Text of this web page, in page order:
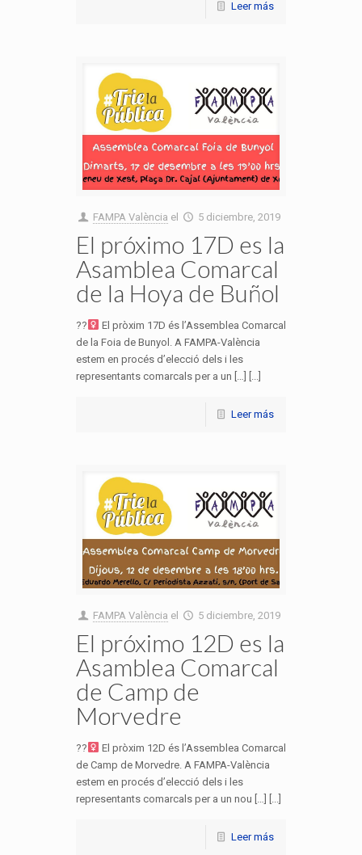
Leer más
FAMPA València el 5 diciembre, 2019
El próximo 17D es la
Asamblea Comarcal
de la Hoya de Buñol
??‍
El pròxim 17D és l’Assemblea Comarcal
de la Foia de Bunyol. A FAMPA-València
estem en procés d’elecció dels i les
representants comarcals per a un […] [...]
Leer más
FAMPA València el 5 diciembre, 2019
El próximo 12D es la
Asamblea Comarcal
de Camp de
Morvedre
??‍
El pròxim 12D és l’Assemblea Comarcal
de Camp de Morvedre. A FAMPA-València
estem en procés d’elecció dels i les
representants comarcals per a un nou […] [...]
Leer más